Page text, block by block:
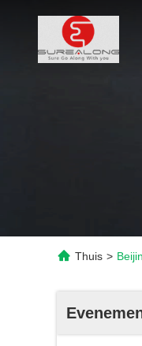
Thuis >